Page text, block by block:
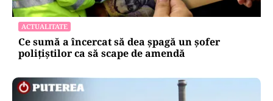
ACTUALITATE
Ce sumă a încercat să dea șpagă un șofer
polițiștilor ca să scape de amendă